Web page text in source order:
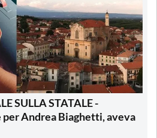
SULLA STATALE -
Andrea Biaghetti, aveva